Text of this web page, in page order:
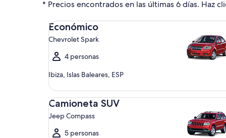
* Precios encontrados en las últimas 6 días. Haz
Económico
Chevrolet Spark
4 personas
Ibiza, Islas Baleares, ESP
Económico Chevrolet Spark
Camioneta SUV
Jeep Compass
5 personas
Camioneta SUV Jeep Compass